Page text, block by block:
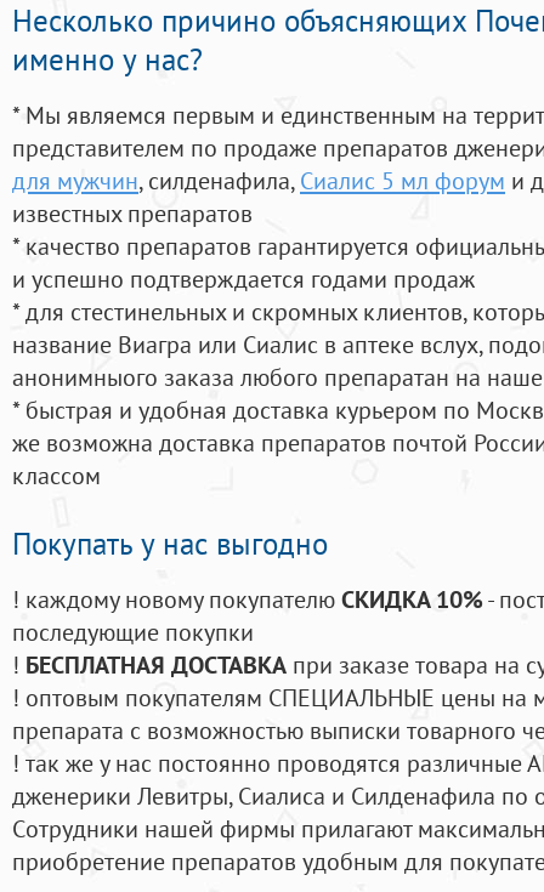
Несколько причино объясняющих
именно у нас?
* Мы являемся первым и единственным на
представителем по продаже препаратов
для мужчин, силденафила, Сиалис 5 мл форум и
известных препаратов
* качество препаратов гарантируется
и успешно подтверждается годами продаж
* для стестинельных и скромных клиентов,
название Виагра или Сиалис в аптеке вслух,
анонимныого заказа любого препаратан на
* быстрая и удобная доставка курьером по
же возможна доставка препаратов почтой
классом
Покупать у нас выгодно
! каждому новому покупателюСКИДКА 10%-
последующие покупки
! БЕСПЛАТНАЯ ДОСТАВКА при заказе товара на
! оптовым покупателям СПЕЦИАЛЬНЫЕ цены на
препарата с возможностью выписки товарного
! так же у нас постоянно проводятся
дженерики Левитры, Сиалиса и Силденафила по
Cотрудники нашей фирмы прилагают
приобретение препаратов удобным для